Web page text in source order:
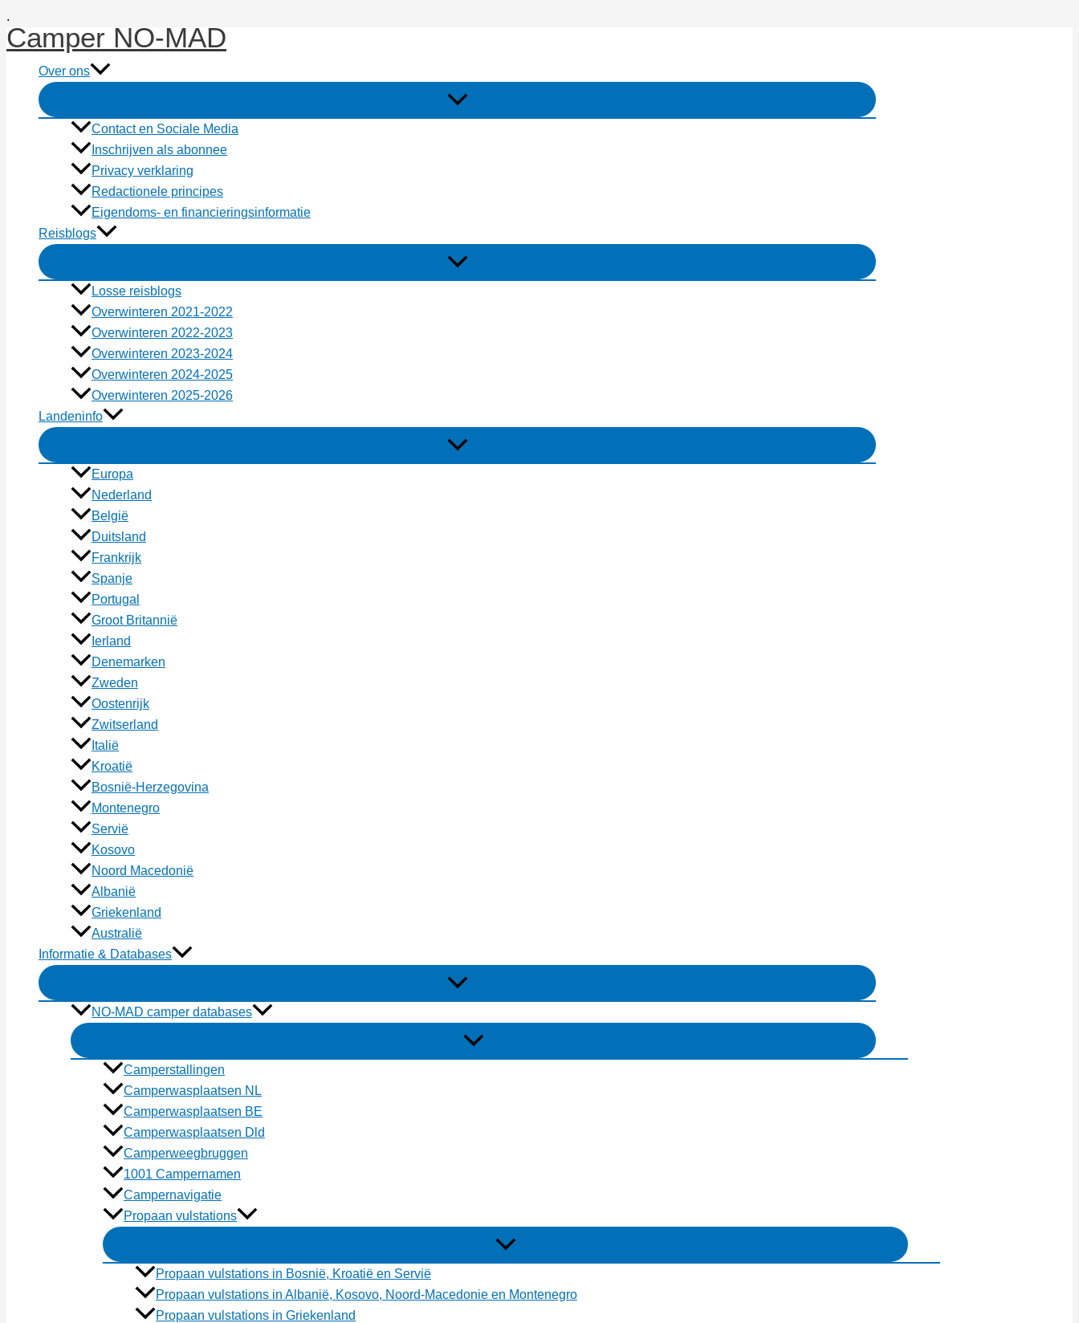
.
naar
inhoud
Camper NO-MAD
Over ons
Contact en Sociale Media
Inschrijven als abonnee
Privacy verklaring
Redactionele principes
Eigendoms- en financieringsinformatie
Reisblogs
Losse reisblogs
Overwinteren 2021-2022
Overwinteren 2022-2023
Overwinteren 2023-2024
Overwinteren 2024-2025
Overwinteren 2025-2026
Landeninfo
Europa
Nederland
België
Duitsland
Frankrijk
Spanje
Portugal
Groot Britannië
Ierland
Denemarken
Zweden
Oostenrijk
Zwitserland
Italië
Kroatië
Bosnië-Herzegovina
Montenegro
Servië
Kosovo
Noord Macedonië
Albanië
Griekenland
Australië
Informatie & Databases
NO-MAD camper databases
Camperstallingen
Camperwasplaatsen NL
Camperwasplaatsen BE
Camperwasplaatsen Dld
Camperweegbruggen
1001 Campernamen
Campernavigatie
Propaan vulstations
Propaan vulstations in Bosnië, Kroatië en Servië
Propaan vulstations in Albanië, Kosovo, Noord-Macedonie en Montenegro
Propaan vulstations in Griekenland